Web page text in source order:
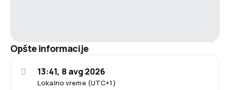
Opšte informacije
Lokalno vreme (UTC+1)
13:41, 8 avg 2026